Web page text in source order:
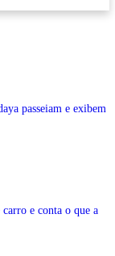
passeiam e exibem
e conta o que a